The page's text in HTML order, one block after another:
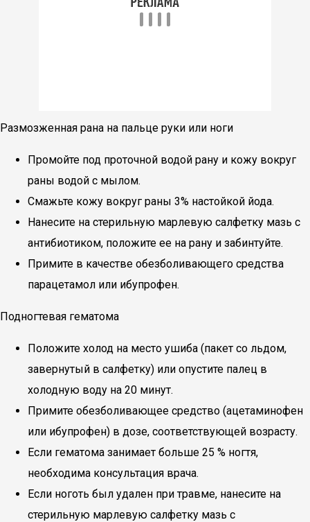
Размозженная рана на пальце руки или ноги
Промойте под проточной водой рану и кожу вокруг
раны водой с мылом.
Смажьте кожу вокруг раны 3% настойкой йода.
Нанесите на стерильную марлевую салфетку мазь с
антибиотиком, положите ее на рану и забинтуйте.
Примите в качестве обезболивающего средства
парацетамол или ибупрофен.
Подногтевая гематома
Положите холод на место ушиба (пакет со льдом,
завернутый в салфетку) или опустите палец в
холодную воду на 20 минут.
Примите обезболивающее средство (ацетаминофен
или ибупрофен) в дозе, соответствующей возрасту.
Если гематома занимает больше 25 % ногтя,
необходима консультация врача.
Если ноготь был удален при травме, нанесите на
стерильную марлевую салфетку мазь с